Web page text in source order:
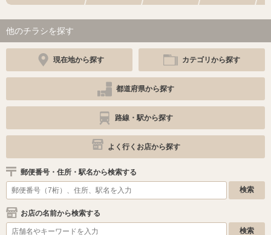
他のチラシを探す
現在地から探す カテゴリから探す
都道府県から探す
路線・駅から探す
よく行くお店から探す
郵便番号・住所・駅名から検索する
お店の名前から検索する